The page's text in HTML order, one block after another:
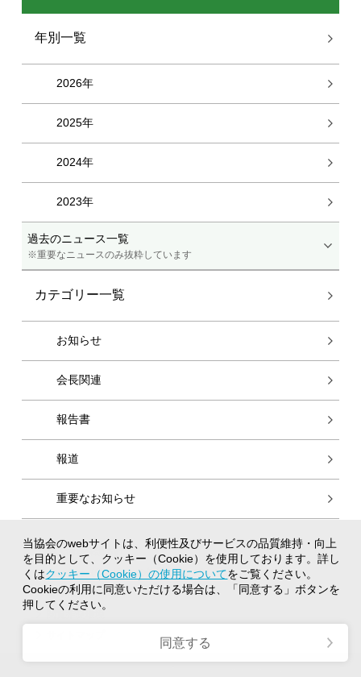
年別一覧
過去のニュース一覧
※重要なニュースのみ抜粋しています
2026年
2025年
2024年
2023年
カテゴリー一覧
お知らせ
会長関連
報告書
報道
重要なお知らせ
個人情報保護方針
クッキー（Cookie）の使用について
著作権について
閲覧推奨環境
当協会のwebサイトは、利便性及びサービスの品質維持・向上
を目的として、クッキー（Cookie）を使用しております。詳し
くはクッキー（Cookie）の使用についてをご覧ください。
Cookieの利用に同意いただける場合は、「同意する」ボタンを
押してください。
同意する